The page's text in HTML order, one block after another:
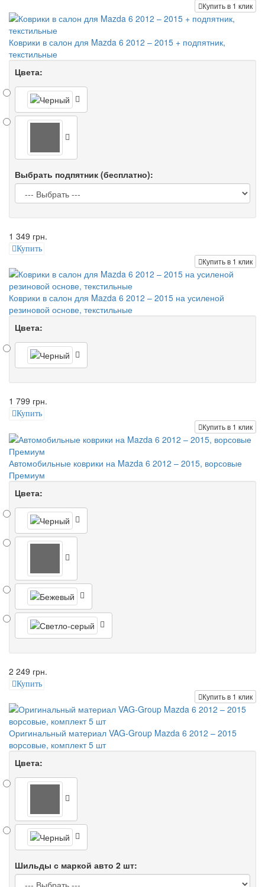
Купить в 1 клик
Коврики в салон для Mazda 6 2012 – 2015 + подпятник,
текстильные
Цвета:
Выбрать подпятник (бесплатно):
1 349 грн.
Купить
Купить в 1 клик
Коврики в салон для Mazda 6 2012 – 2015 на усиленой
резиновой основе, текстильные
Цвета:
1 799 грн.
Купить
Купить в 1 клик
Автомобильные коврики на Mazda 6 2012 – 2015, ворсовые
Премиум
Цвета:
2 249 грн.
Купить
Купить в 1 клик
Оригинальный материал VAG-Group Mazda 6 2012 – 2015
ворсовые, комплект 5 шт
Цвета:
Шильды с маркой авто 2 шт: